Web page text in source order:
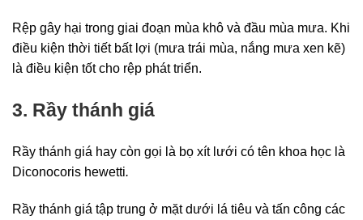
Rệp gây hại trong giai đoạn mùa khô và đầu mùa mưa. Khi
điều kiện thời tiết bất lợi (mưa trái mùa, nắng mưa xen kẽ)
là điều kiện tốt cho rệp phát triển.
3. Rầy thánh giá
Rầy thánh giá hay còn gọi là bọ xít lưới có tên khoa học là
Diconocoris hewetti.
Rầy thánh giá tập trung ở mặt dưới lá tiêu và tấn công các